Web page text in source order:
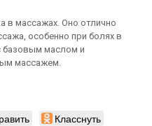
в массажах. Оно отлично
особенно при болях в
базовым маслом и
массажем.
Класснуть